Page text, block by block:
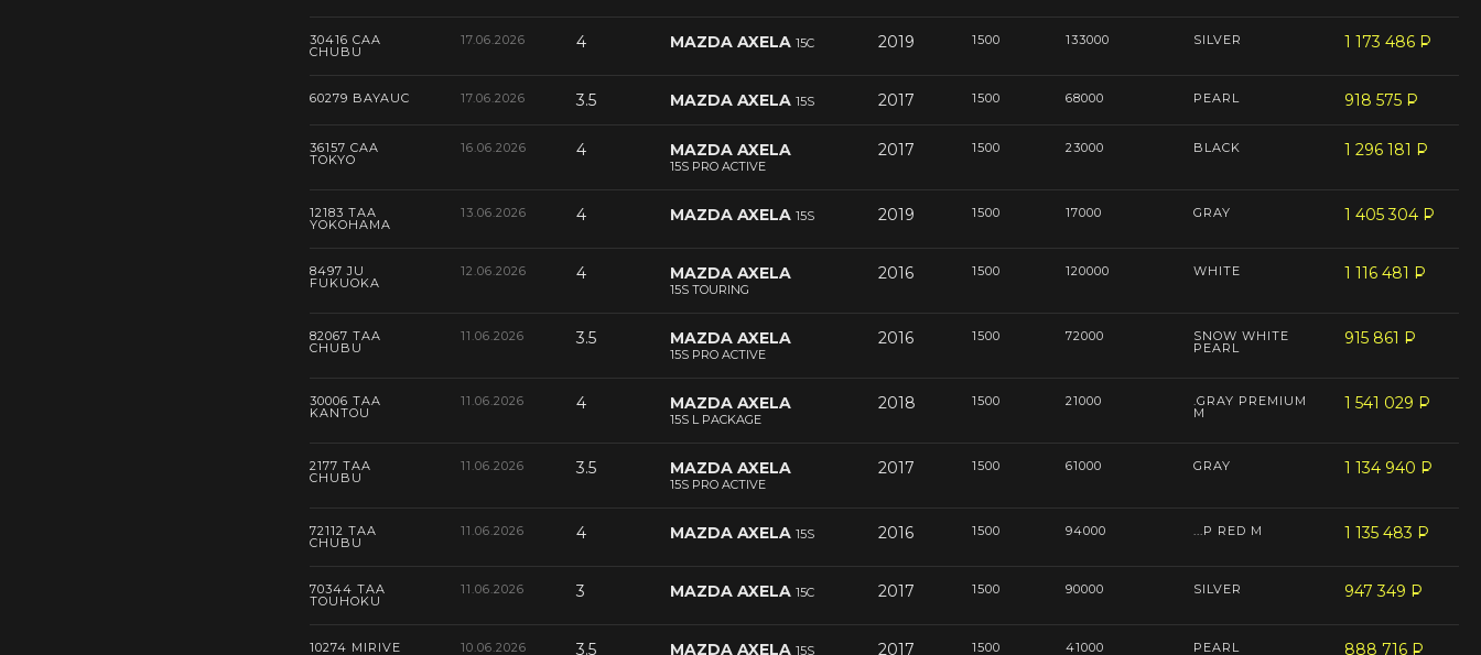
30416 CAA
CHUBU
17.06.2026 4 MAZDA AXELA15C 2019 1500 133000 SILVER 1 173 486 P
--
60279 BAYAUC 17.06.2026 3.5 MAZDA AXELA15S 2017 1500 68000 PEARL 918 575 P
--
36157 CAA
TOKYO
16.06.2026 4 MAZDA AXELA
15S PRO ACTIVE
2017 1500 23000 BLACK 1 296 181 P
--
12183 TAA
YOKOHAMA
13.06.2026 4 MAZDA AXELA15S 2019 1500 17000 GRAY 1 405 304 P
--
8497 JU
FUKUOKA
12.06.2026 4 MAZDA AXELA
15S TOURING
2016 1500 120000 WHITE 1 116 481 P
--
82067 TAA
CHUBU
11.06.2026 3.5 MAZDA AXELA
15S PRO ACTIVE
2016 1500 72000 SNOW WHITE
PEARL 915 861 P
--
30006 TAA
KANTOU
11.06.2026 4 MAZDA AXELA
15S L PACKAGE
2018 1500 21000 .GRAY PREMIUM
M 1 541 029 P
--
2177 TAA
CHUBU
11.06.2026 3.5 MAZDA AXELA
15S PRO ACTIVE
2017 1500 61000 GRAY 1 134 940 P
--
72112 TAA
CHUBU
11.06.2026 4 MAZDA AXELA15S 2016 1500 94000 ...P RED M 1 135 483 P
--
70344 TAA
TOUHOKU
11.06.2026 3 MAZDA AXELA15C 2017 1500 90000 SILVER 947 349 P
--
10274 MIRIVE 10.06.2026 3.5 MAZDA AXELA15S 2017 1500 41000 PEARL 888 716 P